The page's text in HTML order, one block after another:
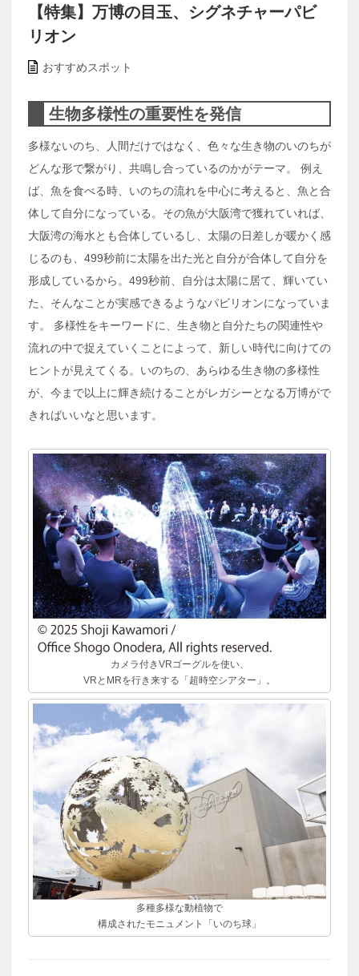
【特集】万博の目玉、シグネチャーパビ
リオン
おすすめスポット
生物多様性の重要性を発信
多様ないのち、人間だけではなく、色々な生き物のいのちが
どんな形で繋がり、共鳴し合っているのかがテーマ。 例え
ば、魚を食べる時、いのちの流れを中心に考えると、魚と合
体して自分になっている。その魚が大阪湾で獲れていれば、
大阪湾の海水とも合体しているし、太陽の日差しが暖かく感
じるのも、499秒前に太陽を出た光と自分が合体して自分を
形成しているから。499秒前、自分は太陽に居て、輝いてい
た、そんなことが実感できるようなパビリオンになっていま
す。 多様性をキーワードに、生き物と自分たちの関連性や
流れの中で捉えていくことによって、新しい時代に向けての
ヒントが見えてくる。いのちの、あらゆる生き物の多様性
が、今まで以上に輝き続けることがレガシーとなる万博がで
きればいいなと思います。
カメラ付きVRゴーグルを使い、
VRとMRを行き来する「超時空シアター」。
多種多様な動植物で
構成されたモニュメント「いのち球」